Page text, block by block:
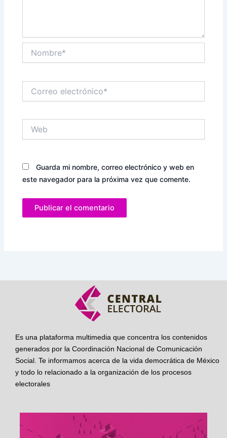
electrónico*
Guarda mi nombre, correo electrónico y web en
este navegador para la próxima vez que comente.
Es una plataforma multimedia que concentra los contenidos
generados por la Coordinación Nacional de Comunicación
Social. Te informamos acerca de la vida democrática de México
y todo lo relacionado a la organización de los procesos
electorales